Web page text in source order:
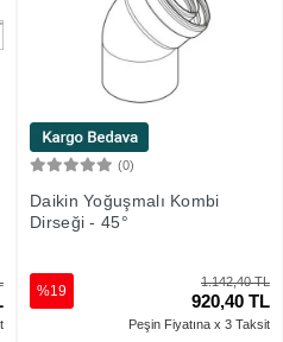
(0)
Daikin Yoğuşmalı Kombi
Dirseği - 45°
1.142,40 TL
920,40 TL
%19
Peşin Fiyatına x 3 Taksit